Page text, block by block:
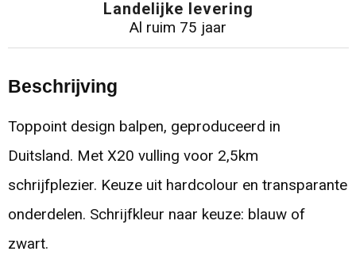
Landelijke levering
Al ruim 75 jaar
Beschrijving
Toppoint design balpen, geproduceerd in
Duitsland. Met X20 vulling voor 2,5km
schrijfplezier. Keuze uit hardcolour en transparante
onderdelen. Schrijfkleur naar keuze: blauw of
zwart.